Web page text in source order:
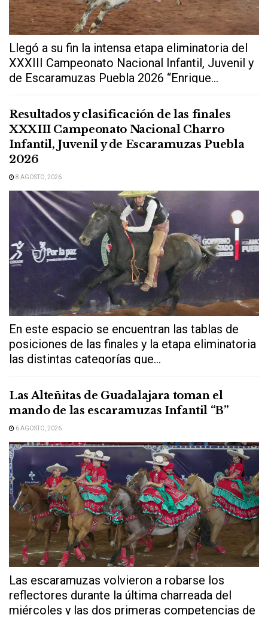
Llegó a su fin la intensa etapa eliminatoria del
XXXIII Campeonato Nacional Infantil, Juvenil y
de Escaramuzas Puebla 2026 “Enrique...
Resultados y clasificación de las finales
XXXIII Campeonato Nacional Charro
Infantil, Juvenil y de Escaramuzas Puebla
2026
8 AGOSTO, 2026
En este espacio se encuentran las tablas de
posiciones de las finales y la etapa eliminatoria
las distintas categorías que...
Las Alteñitas de Guadalajara toman el
mando de las escaramuzas Infantil “B”
6 AGOSTO, 2026
Las escaramuzas volvieron a robarse los
reflectores durante la última charreada del
miércoles y las dos primeras competencias de